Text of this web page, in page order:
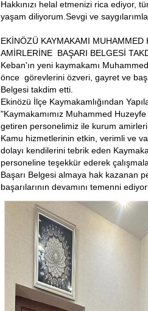
Hakkınızı helal etmenizi rica ediyor,
yaşam diliyorum.Sevgi ve
EKİNÖZÜ KAYMAKAMI
AMİRLERİNE BAŞARI BELGESİ
Keban'ın yeni kaymakamı
önce görevlerini özveri, gayret ve
Belgesi takdim etti.
Ekinözü İlçe Kaymakamlığından
"Kaymakamımız Muhammed
getiren personelimiz ile kurum
Kamu hizmetlerinin etkin, verimli ve
dolayı kendilerini tebrik eden
personeline teşekkür ederek
Başarı Belgesi almaya hak kazanan
başarılarının devamını temenni